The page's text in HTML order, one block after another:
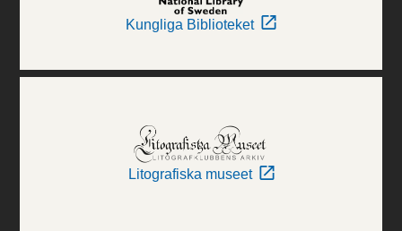
Kungliga Biblioteket
Litografiska museet